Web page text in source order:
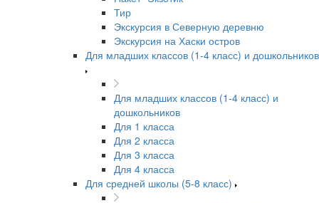
Тир
Экскурсия в Северную деревню
Экскурсия на Хаски остров
Для младших классов (1-4 класс) и дошкольников
Для младших классов (1-4 класс) и
дошкольников
Для 1 класса
Для 2 класса
Для 3 класса
Для 4 класса
Для средней школы (5-8 класс)